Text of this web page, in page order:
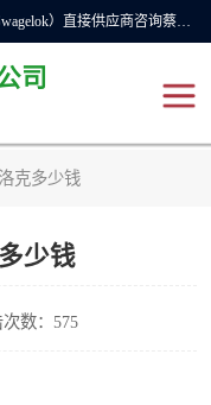
上海牧冶阀门有限公司是国内专业的世伟洛克（Swagelok）直接供应商咨询蔡工，主营世伟洛克球阀、世伟洛克针型阀、世伟洛克隔膜阀、世伟洛克旋塞阀、世伟洛克单向阀、世伟洛克接头、世伟洛克快速接头、世伟洛克卡套管、世伟洛克弯管器、世伟洛克工具等。
司
克多少钱
少钱
次数：575
洛克针阀
洛克隔膜阀